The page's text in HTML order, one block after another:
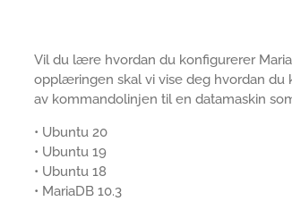
Vil du lære hvordan du konfigurerer
opplæringen skal vi vise deg hvordan du
av kommandolinjen til en datamaskin
• Ubuntu 20
• Ubuntu 19
• Ubuntu 18
• MariaDB 10.3